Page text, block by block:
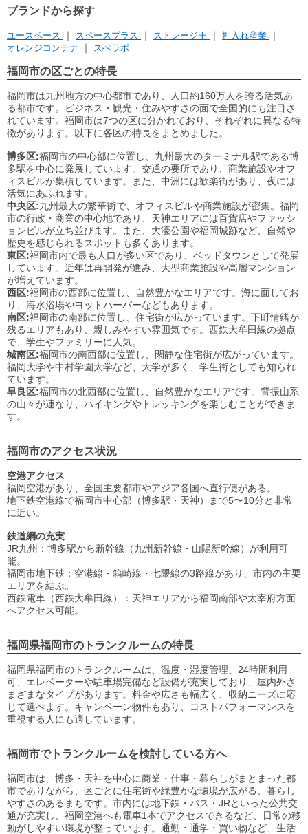
イナバクリエイト株式会社
株式会社プラスワン
レンタル収納スペース ＨＡＮＡ８７
リフォームスタジオ株式会社
トランクルーム福岡
株式会社UK Corporation
センチュリー21平野不動産
株式会社 ワイズプランニング
有限会社共建工業
株式会社ニューガイア
ブランドから探す
ユースペース スペースプラス ストレージ王
押入れ産業
オレンジコンテナ
スぺラボ
福岡市の区ごとの特長
福岡市は九州地方の中心都市であり、人口約160万人を誇る活気あ
る都市です。ビジネス・観光・住みやすさの面で全国的にも注目さ
れています。福岡市は7つの区に分かれており、それぞれに異なる特
徴があります。以下に各区の特長をまとめました。
博多区:福岡市の中心部に位置し、九州最大のターミナル駅である博
多駅を中心に発展しています。交通の要所であり、商業施設やオフ
ィスビルが集積しています。また、中洲には歓楽街があり、夜には
活気にあふれます。
中央区:九州最大の繁華街で、オフィスビルや商業施設が密集。福岡
市の行政・商業の中心地であり、天神エリアには百貨店やファッシ
ョンビルが立ち並びます。また、大濠公園や福岡城跡など、自然や
歴史を感じられるスポットも多くあります。
東区:福岡市内で最も人口が多い区であり、ベッドタウンとして発展
しています。近年は再開発が進み、大型商業施設や高層マンション
が増えています。
西区:福岡市の西部に位置し、自然豊かなエリアです。海に面してお
り、海水浴場やヨットハーバーなどもあります。
南区:福岡市の南部に位置し、住宅街が広がっています。下町情緒が
残るエリアもあり、親しみやすい雰囲気です。西鉄大牟田線の拠点
で、学生やファミリーに人気。
城南区:福岡市の南西部に位置し、閑静な住宅街が広がっています。
福岡大学や中村学園大学など、大学が多く、学生街としても知られ
ています。
早良区:福岡市の北西部に位置し、自然豊かなエリアです。背振山系
の山々が連なり、ハイキングやトレッキングを楽しむことができま
す。
福岡市のアクセス状況
空港アクセス
福岡空港があり、全国主要都市やアジア各国へ直行便がある。
地下鉄空港線で福岡市中心部（博多駅・天神）まで5〜10分と非常
に近い。
鉄道網の充実
JR九州：博多駅から新幹線（九州新幹線・山陽新幹線）が利用可
能。
福岡市地下鉄：空港線・箱崎線・七隈線の3路線があり、市内の主要
エリアを結ぶ。
西鉄電車（西鉄大牟田線）：天神エリアから福岡南部や太宰府方面
へアクセス可能。
福岡県福岡市のトランクルームの特長
福岡県福岡市のトランクルームは、温度・湿度管理、24時間利用
可、エレベーターや駐車場完備など設備が充実しており、屋内外さ
まざまなタイプがあります。料金や広さも幅広く、収納ニーズに応
じて選べます。キャンペーン物件もあり、コストパフォーマンスを
重視する人にも適しています。
福岡市でトランクルームを検討している方へ
福岡市は、博多・天神を中心に商業・仕事・暮らしがまとまった都
市でありながら、区ごとに住宅街や緑豊かな環境が広がる、暮らし
やすさのあるまちです。市内には地下鉄・バス・JRといった公共交
通が充実し、福岡空港へも電車1本でアクセスできるなど、日常の移
動がしやすい環境が整っています。通勤・通学・買い物など、生活